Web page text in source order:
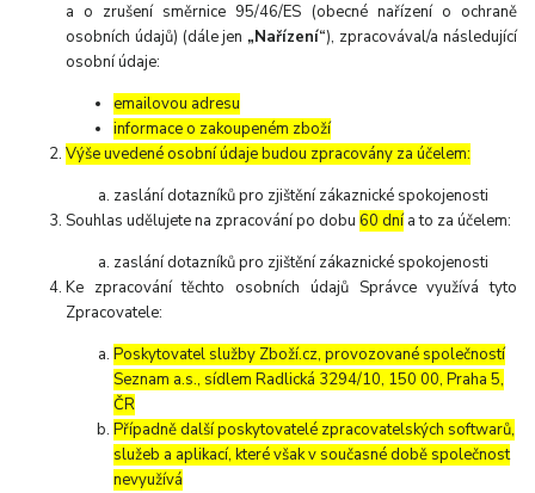
a o zrušení směrnice 95/46/ES (obecné nařízení o ochraně
osobních údajů) (dále jen „Nařízení“), zpracovával/a následující
osobní údaje:
emailovou adresu
informace o zakoupeném zboží
Výše uvedené osobní údaje budou zpracovány za účelem:
zaslání dotazníků pro zjištění zákaznické spokojenosti
Souhlas udělujete na zpracování po dobu 60 dnía to za účelem:
zaslání dotazníků pro zjištění zákaznické spokojenosti
Ke zpracování těchto osobních údajů Správce využívá tyto
Zpracovatele:
Poskytovatel služby Zboží.cz, provozované společností
Seznam a.s., sídlem Radlická 3294/10, 150 00, Praha 5,
ČR
Případně další poskytovatelé zpracovatelských softwarů,
služeb a aplikací, které však v současné době společnost
nevyužívá